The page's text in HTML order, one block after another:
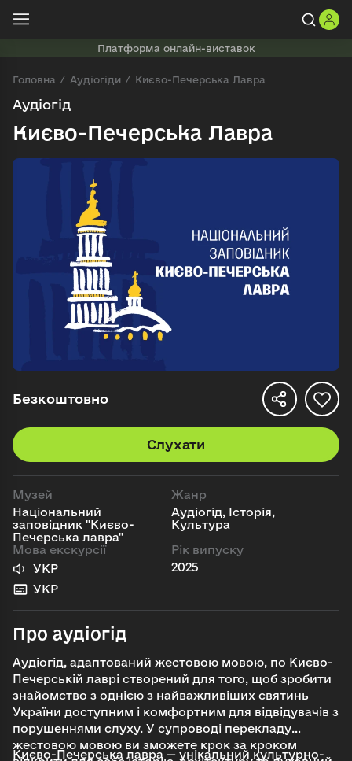
Платформа онлайн-виставок
Головна Аудіогіди Києво-Печерська Лавра
Аудіогід
Києво-Печерська Лавра
Безкоштовно
Слухати
Музей
Національний
заповідник "Києво-
Печерська лавра"
Жанр
Аудіогід, Історія,
Культура
Мова екскурсії
УКР
УКР
Рік випуску
2025
Про аудіогід
Аудіогід, адаптований жестовою мовою, по Києво-
Печерській лаврі створений для того, щоб зробити
знайомство з однією з найважливіших святинь
України доступним і комфортним для відвідувачів з
порушеннями слуху. У супроводі перекладу
жестовою мовою ви зможете крок за кроком
Києво-Печерська лавра — унікальний культурно-